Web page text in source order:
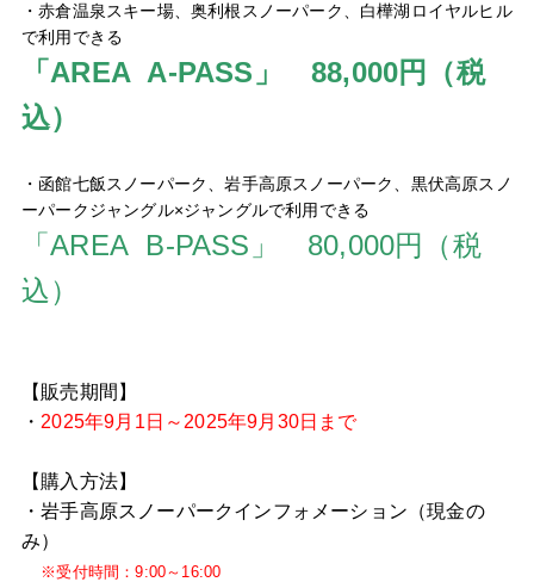
・赤倉温泉スキー場、奥利根スノーパーク、白樺湖ロイヤルヒル
で利用できる
「AREA A-PASS」 88,000円（税
込）
・函館七飯スノーパーク、岩手高原スノーパーク、黒伏高原スノ
ーパークジャングル×ジャングルで利用できる
「AREA B-PASS」 80,000円（税
込）
【販売期間】
・ 2025年9月1日～2025年9月30日まで
【購入方法】
・岩手高原スノーパークインフォメーション（現金の
み）
※受付時間：9:00～16:00